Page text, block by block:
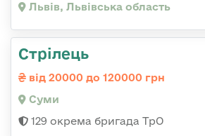
Львів, Львівська область
Стрілець
від 20000 до 120000 грн
Суми
129 окрема бригада ТрО